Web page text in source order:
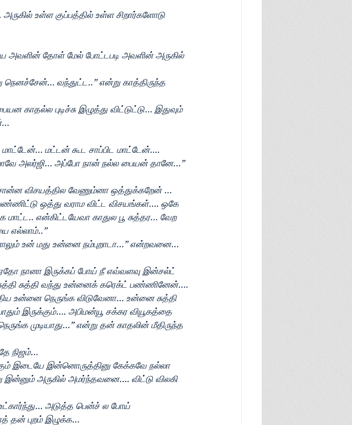
உள்ள குப்பத்தில் உள்ள சிறார்களோடு
அவளின் தோள் மேல் போட்டபடி அவளின் அருகில்
வந்துட்ட..” என்று காத்திருந்த
காதல்ல புடிச்சு இழுத்து விட்டுட்டு… இதுவும்
மட்டன் கூட சாப்பிட மாட்டேன்….
அலர்ஜி… அப்போ நான் நல்ல பையன் தானே…”
விசயத்தில வேணும்னா ஒத்துக்கறேன் …
ஒத்து வராம விட்ட விசயங்கள்…. ஒகே
மாட்ட.. என்கிட்டயேவா காதுல பூ சுத்தர… வேற
எல்லாம்..”
உன் மது உன்னை நம்புறாடா…” என்றவனை…
நானா இருக்கப் போய் நீ எவ்வளவு இன்சல்ட்
சுத்தி வந்து உன்னைக் கரெக்ட் பண்ணினேன்….
உன்னை நெருங்க விடுவேனா… உன்னை சுத்தி
இருக்கும்…. அபிமன்யூ சக்கர வியூகத்தை
முடியாது…” என்று தன் காதலின் மீதிருந்த
நிஜம்…
இடையே இன்னொருத்தினு கேக்கவே நல்லா
அருகில் அமர்ந்தவனை…. விட்டு விலகி
அடுத்த பென்ச் ல போய்
தன் புறம் இழுக்க…